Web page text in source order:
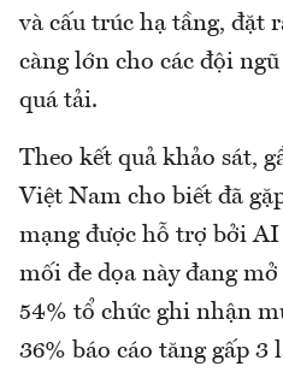
và cấu trúc hạ tầng, đặt
càng lớn cho các đội
quá tải.
Theo kết quả khảo sát,
Việt Nam cho biết đã
mạng được hỗ trợ bởi
mối đe dọa này đang
54% tổ chức ghi nhận
36% báo cáo tăng gấp 3